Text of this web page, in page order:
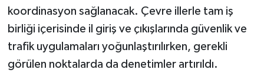
koordinasyon sağlanacak. Çevre illerle tam iş
birliği içerisinde il giriş ve çıkışlarında güvenlik ve
trafik uygulamaları yoğunlaştırılırken, gerekli
görülen noktalarda da denetimler artırıldı.